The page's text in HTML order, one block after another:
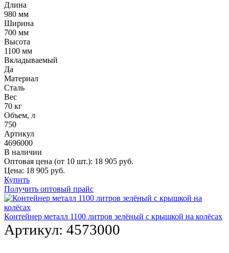
Длина
980 мм
Ширина
700 мм
Высота
1100 мм
Вкладываемый
Да
Материал
Сталь
Вес
70 кг
Объем, л
750
Артикул
4696000
В наличии
Оптовая цена (от 10 шт.): 18 905 руб.
Цена: 18 905 руб.
Купить
Получить оптовый прайс
Контейнер металл 1100 литров зелёный с крышкой на колёсах
Артикул: 4573000